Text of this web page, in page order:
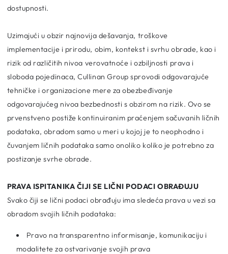
dostupnosti.
Uzimajući u obzir najnovija dešavanja, troškove
implementacije i prirodu, obim, kontekst i svrhu obrade, kao i
rizik od različitih nivoa verovatnoće i ozbiljnosti prava i
sloboda pojedinaca, Cullinan Group sprovodi odgovarajuće
tehničke i organizacione mere za obezbeđivanje
odgovarajućeg nivoa bezbednosti s obzirom na rizik. Ovo se
prvenstveno postiže kontinuiranim praćenjem sačuvanih ličnih
podataka, obradom samo u meri u kojoj je to neophodno i
čuvanjem ličnih podataka samo onoliko koliko je potrebno za
postizanje svrhe obrade.
PRAVA ISPITANIKA ČIJI SE LIČNI PODACI OBRAĐUJU
Svako čiji se lični podaci obrađuju ima sledeća prava u vezi sa
obradom svojih ličnih podataka:
Pravo na transparentno informisanje, komunikaciju i
modalitete za ostvarivanje svojih prava